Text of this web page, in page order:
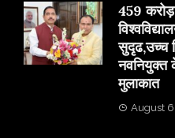
459
सुदृढ,उच्च
नवनियुक्त
मुलाकात
August